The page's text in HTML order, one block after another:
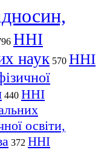
ННІ
наук 570 ННІ
440 ННІ
освіти,
372 ННІ